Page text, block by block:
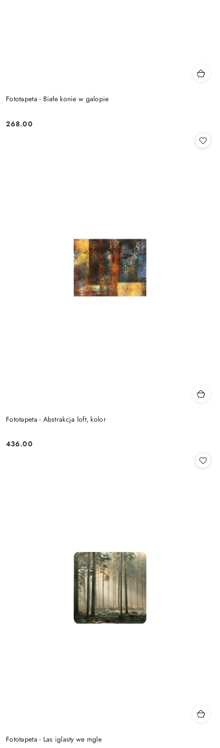
Fototapeta - Białe konie w galopie
Cena:
268.00
Fototapeta - Abstrakcja loft, kolor
Cena:
436.00
Fototapeta - Las iglasty we mgle